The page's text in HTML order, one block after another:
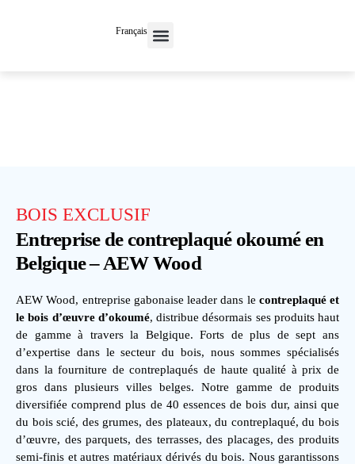
Français
BOIS EXCLUSIF
Entreprise de contreplaqué okoumé en
Belgique – AEW Wood
AEW Wood, entreprise gabonaise leader dans le contreplaqué et
le bois d’œuvre d’okoumé, distribue désormais ses produits haut
de gamme à travers la Belgique. Forts de plus de sept ans
d’expertise dans le secteur du bois, nous sommes spécialisés
dans la fourniture de contreplaqués de haute qualité à prix de
gros dans plusieurs villes belges. Notre gamme de produits
diversifiée comprend plus de 40 essences de bois dur, ainsi que
du bois scié, des grumes, des plateaux, du contreplaqué, du bois
d’œuvre, des parquets, des terrasses, des placages, des produits
semi-finis et autres matériaux dérivés du bois. Nous garantissons